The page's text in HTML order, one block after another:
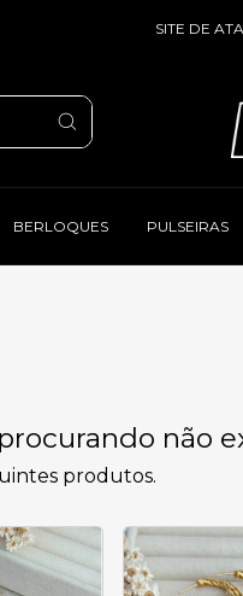
SITE DE
BERLOQUES PULSEIRAS
não
produtos.